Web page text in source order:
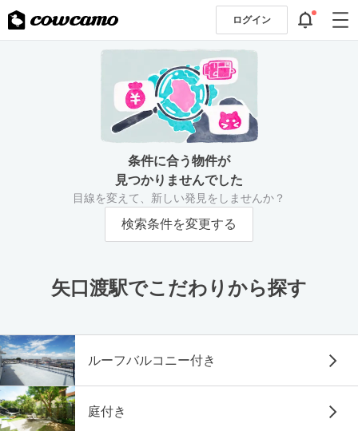
ログイン
条件に合う物件が
見つかりませんでした
目線を変えて、新しい発見をしませんか？
検索条件を変更する
矢口渡駅でこだわりから探す
ルーフバルコニー付き
庭付き